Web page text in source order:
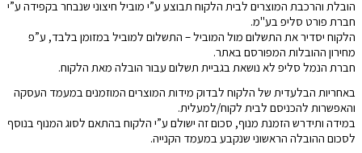
הובלת והרכבת המוצרים לבית הלקוח תבוצע ע”י מוביל חיצוני שנבחר בקפידה ע”י
חברת פורט סליפ בע"מ.
הלקוח יסדיר את התשלום מול המוביל – התשלום למוביל במזומן בלבד, ע”פ
מחירון ההובלות המפורסם באתר.
חברת הנמל סליפ לא נושאת בגביית תשלום עבור הובלה מאת הלקוח.
באחריות הבלעדית של הלקוח לבדוק מידות המוצרים המוזמנים במעמד העסקה
והאפשרות להכניסם לבית לקוח/למעלית.
במידה ותידרש הזמנת מנוף, סכום זה ישולם ע”י הלקוח בהתאם לסוג המנוף בנוסף
לסכום ההובלה הראשוני שנקבע במעמד הקנייה.